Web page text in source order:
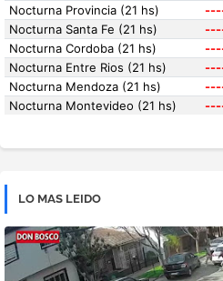
LO MAS LEIDO